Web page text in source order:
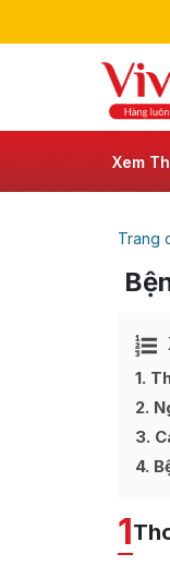
Xem
Trang
1
2
3
4
1